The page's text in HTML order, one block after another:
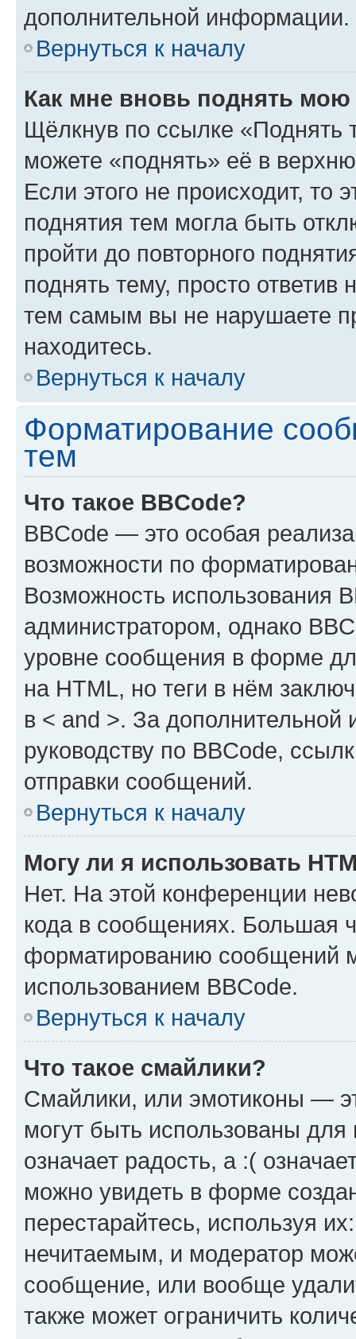
дополнительной информации.
Вернуться к началу
Как мне вновь поднять мою
Щёлкнув по ссылке «Поднять
можете «поднять» её в
Если этого не происходит, то
поднятия тем могла быть
пройти до повторного
поднять тему, просто ответив
тем самым вы не нарушаете
находитесь.
Вернуться к началу
Форматирование
тем
Что такое BBCode?
BBCode — это особая
возможности по
Возможность использования
администратором, однако
уровне сообщения в форме
на HTML, но теги в нём
в < and >. За
руководству по BBCode,
отправки сообщений.
Вернуться к началу
Могу ли я использовать
Нет. На этой конференции
кода в сообщениях. Большая
форматированию сообщений
использованием BBCode.
Вернуться к началу
Что такое смайлики?
Смайлики, или эмотиконы —
могут быть использованы
означает радость, а :(
можно увидеть в форме
перестарайтесь, используя
нечитаемым, и модератор
сообщение, или вообще
также может ограничить